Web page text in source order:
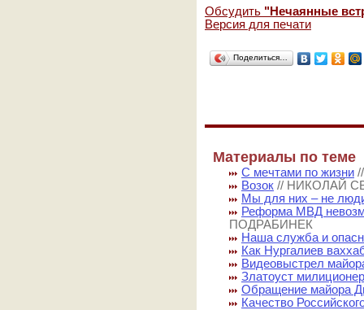
Обсудить "Нечаянные
Версия для печати
Поделиться…
Материалы по теме
С мечтами по жизни
Возок // НИКОЛАЙ
Мы для них – не
Реформа МВД
ПОДРАБИНЕК
Наша служба и
Как Нургалиев
Видеовыстрел
Златоуст
Обращение майора
Качество